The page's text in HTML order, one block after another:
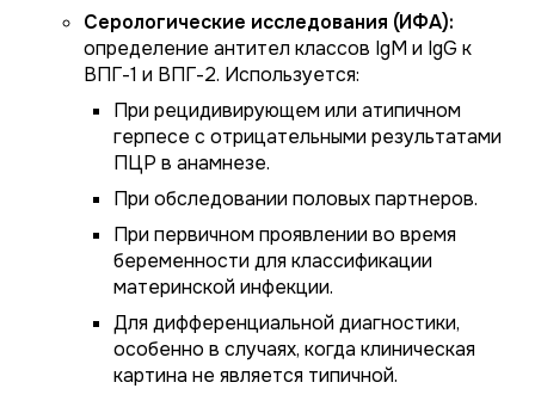
Серологические исследования (ИФА):
определение антител классов IgM и IgG к
ВПГ-1 и ВПГ-2. Используется:
При рецидивирующем или атипичном
герпесе с отрицательными результатами
ПЦР в анамнезе.
При обследовании половых партнеров.
При первичном проявлении во время
беременности для классификации
материнской инфекции.
Для дифференциальной диагностики,
особенно в случаях, когда клиническая
картина не является типичной.